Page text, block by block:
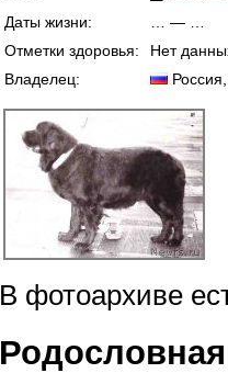
Даты жизни:
… — …
Отметки здоровья:
Нет
Владелец:
Россия
В фотоархиве
Родословная